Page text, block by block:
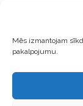
Mēs izmantojam
pakalpojumu.